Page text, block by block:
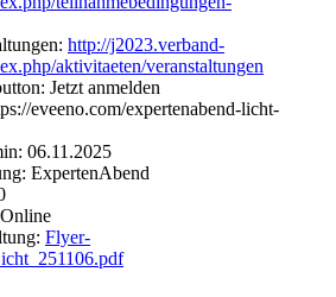
http://j2023.verband-
aktivitaeten/veranstaltungen
Jetzt anmelden
eveeno.com/expertenabend-licht-
06.11.2025
ExpertenAbend
Online
Flyer-